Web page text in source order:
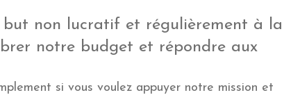
but non lucratif et régulièrement à la
notre budget et répondre aux
si vous voulez appuyer notre mission et